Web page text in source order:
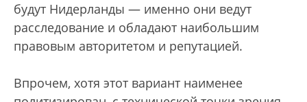
будут Нидерланды — именно они ведут
расследование и обладают наибольшим
правовым авторитетом и репутацией.
Впрочем, хотя этот вариант наименее